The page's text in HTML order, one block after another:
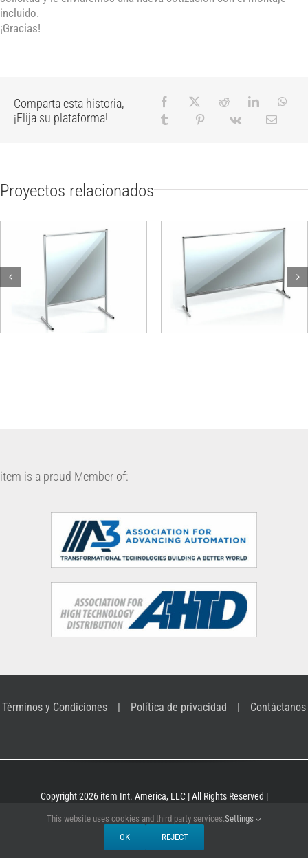
incluido.
¡Gracias!
Comparta esta historia,
¡Elija su plataforma!
Proyectos relacionados
Panel Protector con
Placa Transparente
Panel Protector con
Placa Transparente
item is a proud Member of:
Términos y Condiciones Política de privacidad Contáctanos
Copyright 2026 item Int. America, LLC | All Rights Reserved |
This website uses cookies and third party services.Settings
OK
REJECT